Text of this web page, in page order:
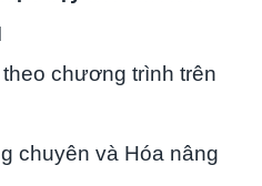
chương trình trên
chuyên và Hóa nâng